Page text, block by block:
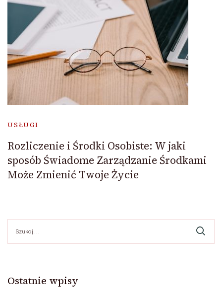
USŁUGI
Rozliczenie i Środki Osobiste: W jaki
sposób Świadome Zarządzanie Środkami
Może Zmienić Twoje Życie
Ostatnie wpisy